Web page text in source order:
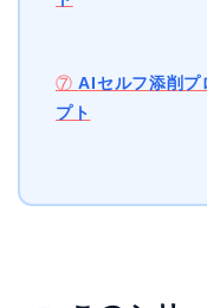
⑦AIセルフ添削プ
プト